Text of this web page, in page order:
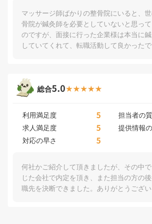
マッサージ師ばかりの整骨院にいると、
骨院が鍼灸師を必要としていないと思っ
のですが、面接に行った企業様は本当に
していてくれて、転職活動して良かったで
総合5.0
利用満足度 5 担当者の質
求人満足度 5 提供情報
対応の早さ 5
何社かご紹介して頂きましたが、その中
じた会社で内定を頂き、また担当の方の
職先を決断できました。ありがとうござい